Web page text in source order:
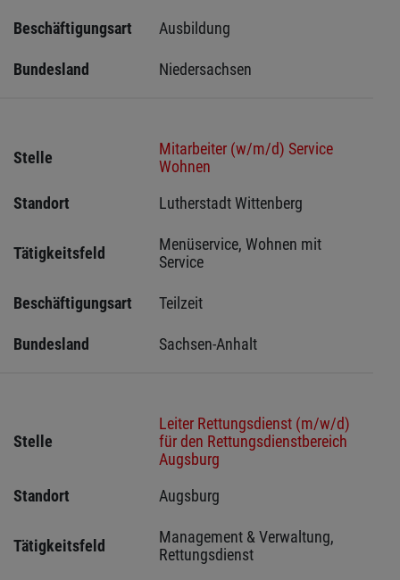
Beschäftigungsart Ausbildung
Bundesland Niedersachsen
Stelle
Mitarbeiter (w/m/d) Service
Wohnen
Standort
Lutherstadt Wittenberg
Tätigkeitsfeld
Menüservice, Wohnen mit
Service
Beschäftigungsart Teilzeit
Bundesland Sachsen-Anhalt
Stelle
Leiter Rettungsdienst (m/w/d)
für den Rettungsdienstbereich
Augsburg
Standort
Augsburg
Tätigkeitsfeld
Management & Verwaltung,
Rettungsdienst